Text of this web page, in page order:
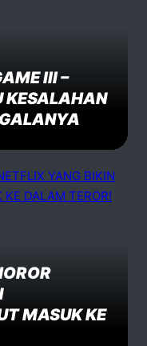
III –
KESALAHAN
MASUK KE